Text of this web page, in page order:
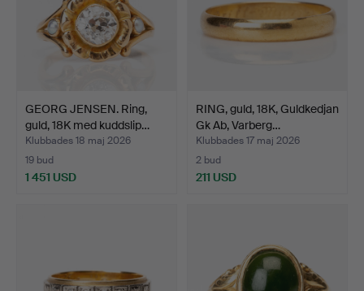
GEORG JENSEN. Ring,
guld, 18K med kuddslip…
Klubbades 18 maj 2026
19 bud
1 451 USD
RING, guld, 18K, Guldkedjan
Gk Ab, Varberg…
Klubbades 17 maj 2026
2 bud
211 USD